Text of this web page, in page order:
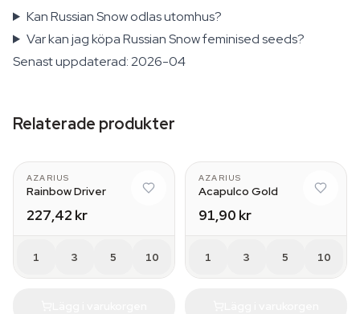
Kan Russian Snow odlas utomhus?
Var kan jag köpa Russian Snow feminised seeds?
Senast uppdaterad: 2026-04
Relaterade produkter
AZARIUS
Rainbow Driver
227,42 kr
1 3 5 10
AZARIUS
Acapulco Gold
91,90 kr
1 3 5 10